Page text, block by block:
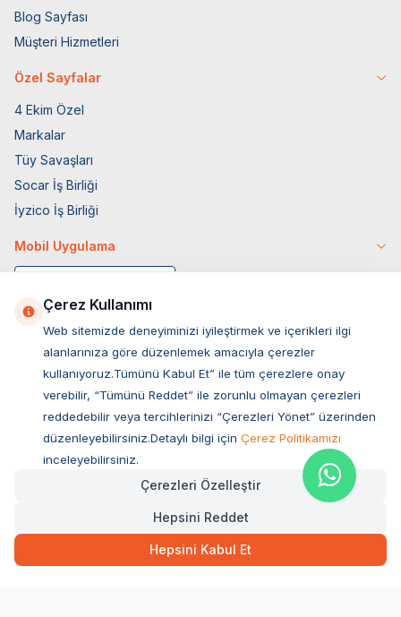
349,00TL Hızlı Teslimat
SEPETE EKLE
Blog Sayfası
Müşteri Hizmetleri
Özel Sayfalar
4 Ekim Özel
Markalar
Tüy Savaşları
Socar İş Birliği
İyzico İş Birliği
Mobil Uygulama
Müşteri Hizmetleri
Sıkça Sorulan Sorular
Ovacık Mah. Hacıoğlu Sok. No:13 Başiskele / KOCAELİ
Müşteri Destek Hattı
Çerez Kullanımı
Web sitemizde deneyiminizi iyileştirmek ve içerikleri ilgi
alanlarınıza göre düzenlemek amacıyla çerezler
kullanıyoruz.Tümünü Kabul Et” ile tüm çerezlere onay
verebilir, “Tümünü Reddet” ile zorunlu olmayan çerezleri
reddedebilir veya tercihlerinizi “Çerezleri Yönet” üzerinden
düzenleyebilirsiniz.Detaylı bilgi için Çerez Politikamızı
inceleyebilirsiniz.
Çerezleri Özelleştir
Hepsini Reddet
Hepsini Kabul Et